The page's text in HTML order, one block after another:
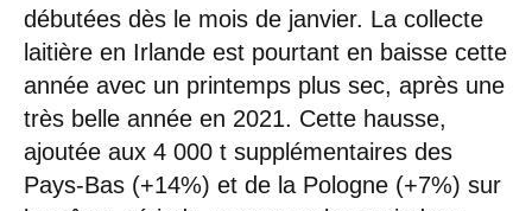
débutées dès le mois de janvier. La collecte
laitière en Irlande est pourtant en baisse cette
année avec un printemps plus sec, après une
très belle année en 2021. Cette hausse,
ajoutée aux 4 000 t supplémentaires des
Pays-Bas (+14%) et de la Pologne (+7%) sur